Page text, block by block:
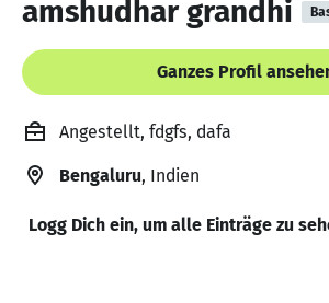
amshudhar grandhi
Ganzes Profil
Angestellt, fdgfs, dafa
Bengaluru, Indien
Logg Dich ein, um alle Einträge zu